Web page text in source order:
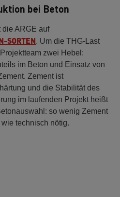
bei Beton
die ARGE auf
SORTEN. Um die THG-Last
zwei Hebel:
im Beton und Einsatz von
Zement ist
und die Stabilität des
im laufenden Projekt heißt
so wenig Zement
technisch nötig.